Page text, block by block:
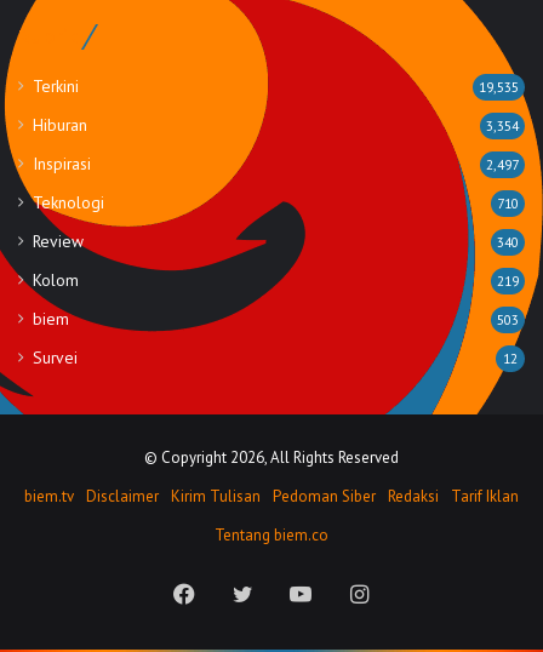
Rubrik
Terkini 19,535
Hiburan 3,354
Inspirasi 2,497
Teknologi 710
Review 340
Kolom 219
biem 503
Survei 12
© Copyright 2026, All Rights Reserved
biem.tv Disclaimer Kirim Tulisan Pedoman Siber Redaksi
Tarif Iklan
Tentang biem.co
FacebookTwitter YouTubeInstagram